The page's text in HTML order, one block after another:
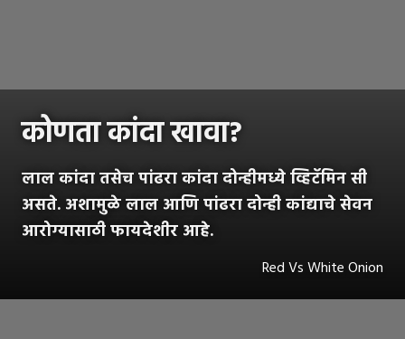
कोणता कांदा खावा?
लाल कांदा तसेच पांढरा कांदा दोन्हीमध्ये व्हिटॅमिन सी
असते. अशामुळे लाल आणि पांढरा दोन्ही कांद्याचे सेवन
आरोग्यासाठी फायदेशीर आहे.
Red Vs White Onion